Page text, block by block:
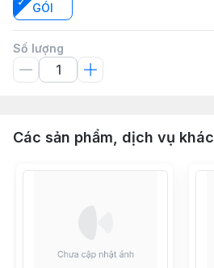
GÓI
Số lượng
Các sản phẩm, dịch vụ khác